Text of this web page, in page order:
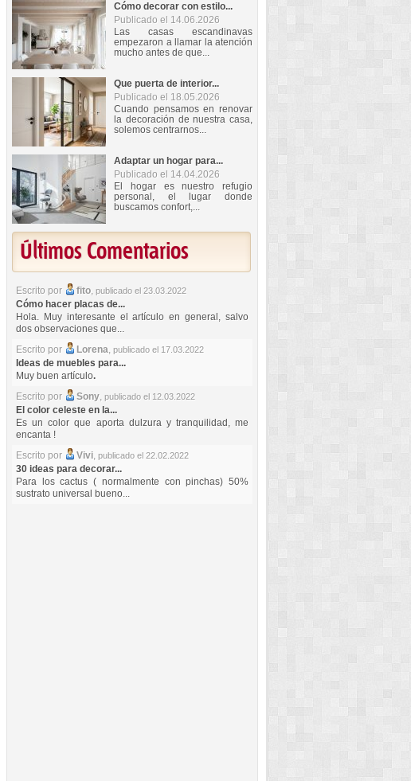
Cómo decorar con estilo...
Publicado el 14.06.2026
Las casas escandinavas
empezaron a llamar la atención
mucho antes de que...
Que puerta de interior...
Publicado el 18.05.2026
Cuando pensamos en renovar
la decoración de nuestra casa,
solemos centrarnos...
Adaptar un hogar para...
Publicado el 14.04.2026
El hogar es nuestro refugio
personal, el lugar donde
buscamos confort,...
Últimos Comentarios
Escrito por fito, publicado el 23.03.2022
Cómo hacer placas de...
Hola. Muy interesante el artículo en general, salvo
dos observaciones que...
Escrito por
Lorena, publicado el 17.03.2022
Ideas de muebles para...
Muy buen artículo.
Escrito por
Sony, publicado el 12.03.2022
El color celeste en la...
Es un color que aporta dulzura y tranquilidad, me
encanta !
Escrito por
Vivi, publicado el 22.02.2022
30 ideas para decorar...
Para los cactus ( normalmente con pinchas) 50%
sustrato universal bueno...